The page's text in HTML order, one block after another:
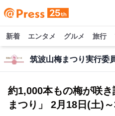
新着 エンタメ グルメ 旅行
筑波山梅まつり実行委
約1,000本もの梅が咲
まつり」 2月18日(土)